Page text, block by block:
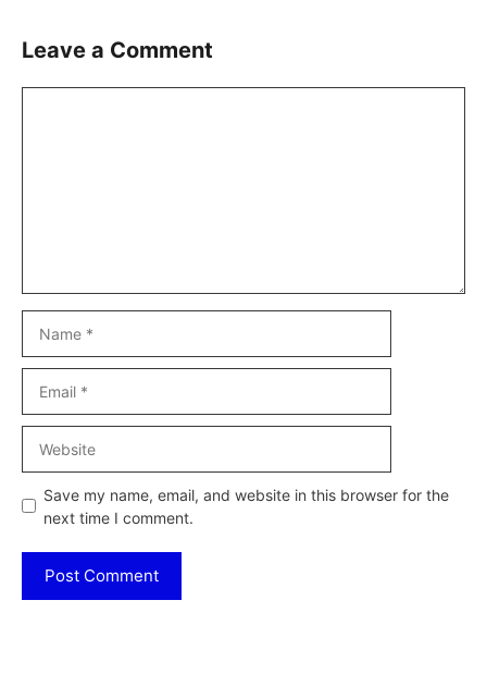
Leave a Comment
Save my name, email, and website in this browser for the
next time I comment.